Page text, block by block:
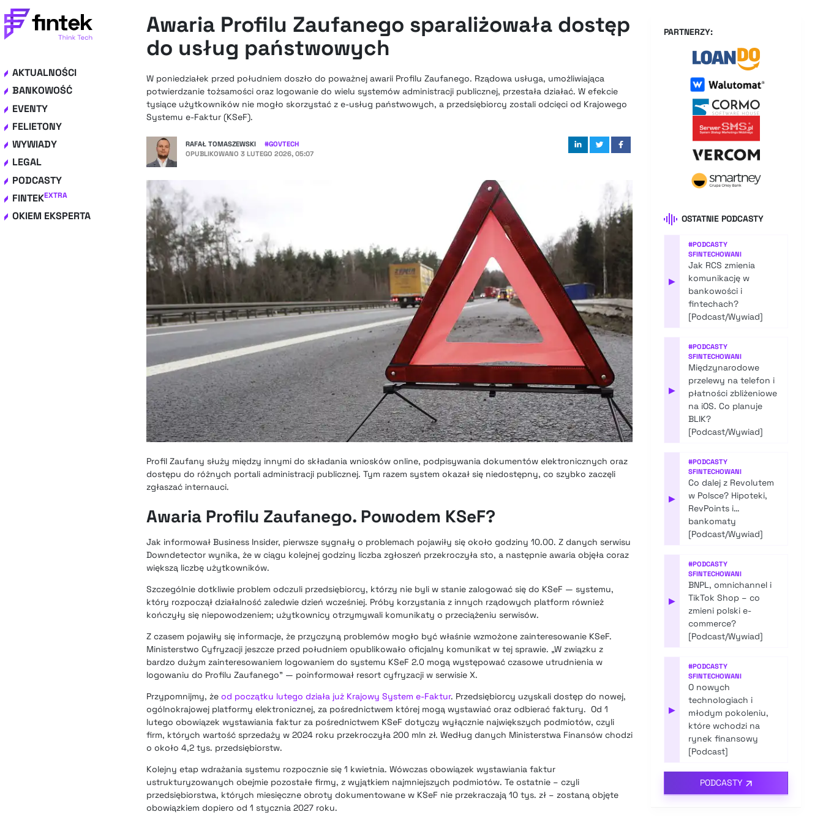
AKTUALNOŚCI
BANKOWOŚĆ
EVENTY
FELIETONY
WYWIADY
LEGAL
PODCASTY
FINTEKEXTRA
OKIEM EKSPERTA
Awaria Profilu Zaufanego sparaliżowała dostęp
do usług państwowych
W poniedziałek przed południem doszło do poważnej awarii Profilu Zaufanego. Rządowa usługa, umożliwiająca
potwierdzanie tożsamości oraz logowanie do wielu systemów administracji publicznej, przestała działać. W efekcie
tysiące użytkowników nie mogło skorzystać z e-usług państwowych, a przedsiębiorcy zostali odcięci od Krajowego
Systemu e-Faktur (KSeF).
RAFAŁ TOMASZEWSKI #GOVTECH
OPUBLIKOWANO 3 LUTEGO 2026, 05:07
Profil Zaufany służy między innymi do składania wniosków online, podpisywania dokumentów elektronicznych oraz
dostępu do różnych portali administracji publicznej. Tym razem system okazał się niedostępny, co szybko zaczęli
zgłaszać internauci.
Awaria Profilu Zaufanego. Powodem KSeF?
Jak informował Business Insider, pierwsze sygnały o problemach pojawiły się około godziny 10.00. Z danych serwisu
Downdetector wynika, że w ciągu kolejnej godziny liczba zgłoszeń przekroczyła sto, a następnie awaria objęła coraz
większą liczbę użytkowników.
Szczególnie dotkliwie problem odczuli przedsiębiorcy, którzy nie byli w stanie zalogować się do KSeF — systemu,
który rozpoczął działalność zaledwie dzień wcześniej. Próby korzystania z innych rządowych platform również
kończyły się niepowodzeniem; użytkownicy otrzymywali komunikaty o przeciążeniu serwisów.
Z czasem pojawiły się informacje, że przyczyną problemów mogło być właśnie wzmożone zainteresowanie KSeF.
Ministerstwo Cyfryzacji jeszcze przed południem opublikowało oficjalny komunikat w tej sprawie. „W związku z
bardzo dużym zainteresowaniem logowaniem do systemu KSeF 2.0 mogą występować czasowe utrudnienia w
logowaniu do Profilu Zaufanego” — poinformował resort cyfryzacji w serwisie X.
Przypomnijmy, że od początku lutego działa już Krajowy System e-Faktur. Przedsiębiorcy uzyskali dostęp do nowej,
ogólnokrajowej platformy elektronicznej, za pośrednictwem której mogą wystawiać oraz odbierać faktury. Od 1
lutego obowiązek wystawiania faktur za pośrednictwem KSeF dotyczy wyłącznie największych podmiotów, czyli
firm, których wartość sprzedaży w 2024 roku przekroczyła 200 mln zł. Według danych Ministerstwa Finansów chodzi
o około 4,2 tys. przedsiębiorstw.
Kolejny etap wdrażania systemu rozpocznie się 1 kwietnia. Wówczas obowiązek wystawiania faktur
ustrukturyzowanych obejmie pozostałe firmy, z wyjątkiem najmniejszych podmiotów. Te ostatnie – czyli
przedsiębiorstwa, których miesięczne obroty dokumentowane w KSeF nie przekraczają 10 tys. zł – zostaną objęte
obowiązkiem dopiero od 1 stycznia 2027 roku.
PARTNERZY:
OSTATNIE PODCASTY
▶
#PODCASTY
SFINTECHOWANI
Jak RCS zmienia
komunikację w
bankowości i
fintechach?
[Podcast/Wywiad]
▶
#PODCASTY
SFINTECHOWANI
Międzynarodowe
przelewy na telefon i
płatności zbliżeniowe
na iOS. Co planuje
BLIK?
[Podcast/Wywiad]
▶
#PODCASTY
SFINTECHOWANI
Co dalej z Revolutem
w Polsce? Hipoteki,
RevPoints i…
bankomaty
[Podcast/Wywiad]
▶
#PODCASTY
SFINTECHOWANI
BNPL, omnichannel i
TikTok Shop – co
zmieni polski e-
commerce?
[Podcast/Wywiad]
▶
#PODCASTY
SFINTECHOWANI
O nowych
technologiach i
młodym pokoleniu,
które wchodzi na
rynek finansowy
[Podcast]
PODCASTY